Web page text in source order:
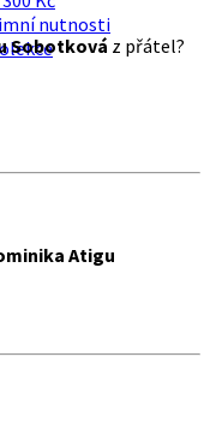
nutnosti
Sobotková z přátel?
Atigu